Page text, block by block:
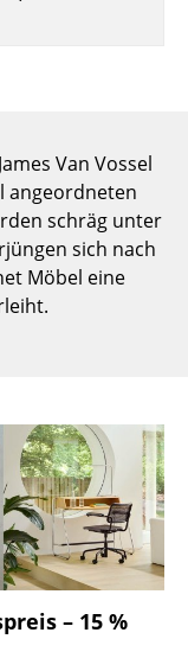
Van Vossel
angeordneten
schräg unter
sich nach
Möbel eine
– 15 %